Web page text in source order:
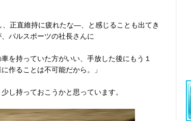
正直維持に疲れたな―、と感じることも出てき
パルスポーツの社長さんに
を持っていた方がいい、手放した後にもう１
作ることは不可能だから。」
し持っておこうかと思っています。